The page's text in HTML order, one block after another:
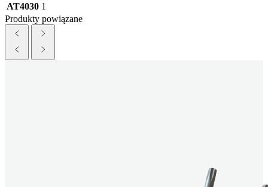
AT4030 1
Produkty powiązane